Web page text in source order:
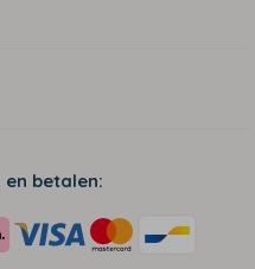
en betalen: